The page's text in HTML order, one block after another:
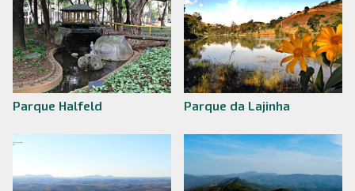
Parque Halfeld Parque da Lajinha